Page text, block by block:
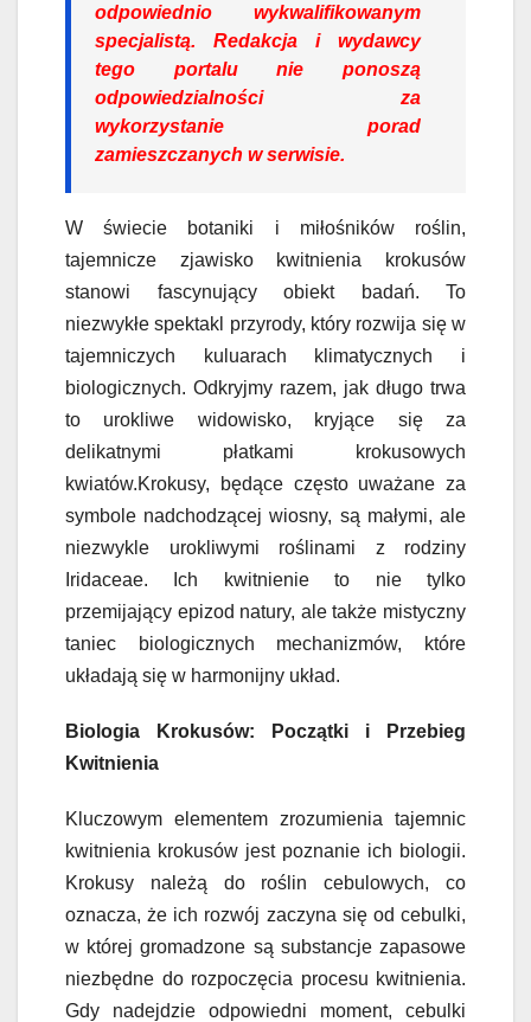
odpowiednio wykwalifikowanym
specjalistą. Redakcja i wydawcy
tego portalu nie ponoszą
odpowiedzialności za
wykorzystanie porad
zamieszczanych w serwisie.
W świecie botaniki i miłośników roślin,
tajemnicze zjawisko kwitnienia krokusów
stanowi fascynujący obiekt badań. To
niezwykłe spektakl przyrody, który rozwija się w
tajemniczych kuluarach klimatycznych i
biologicznych. Odkryjmy razem, jak długo trwa
to urokliwe widowisko, kryjące się za
delikatnymi płatkami krokusowych
kwiatów.Krokusy, będące często uważane za
symbole nadchodzącej wiosny, są małymi, ale
niezwykle urokliwymi roślinami z rodziny
Iridaceae. Ich kwitnienie to nie tylko
przemijający epizod natury, ale także mistyczny
taniec biologicznych mechanizmów, które
układają się w harmonijny układ.
Biologia Krokusów: Początki i Przebieg
Kwitnienia
Kluczowym elementem zrozumienia tajemnic
kwitnienia krokusów jest poznanie ich biologii.
Krokusy należą do roślin cebulowych, co
oznacza, że ich rozwój zaczyna się od cebulki,
w której gromadzone są substancje zapasowe
niezbędne do rozpoczęcia procesu kwitnienia.
Gdy nadejdzie odpowiedni moment, cebulki